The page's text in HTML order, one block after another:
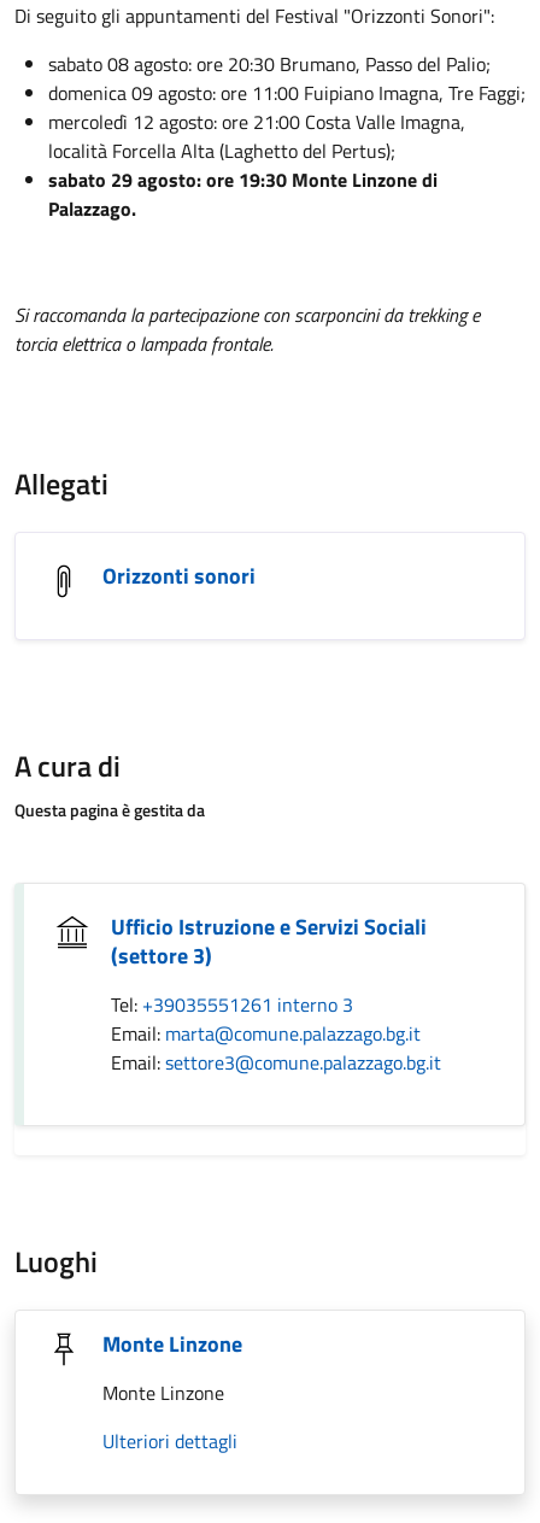
Di seguito gli appuntamenti del Festival "Orizzonti Sonori":
sabato 08 agosto: ore 20:30 Brumano, Passo del Palio;
domenica 09 agosto: ore 11:00 Fuipiano Imagna, Tre Faggi;
mercoledì 12 agosto: ore 21:00 Costa Valle Imagna,
località Forcella Alta (Laghetto del Pertus);
sabato 29 agosto: ore 19:30 Monte Linzone di
Palazzago.
Si raccomanda la partecipazione con scarponcini da trekking e
torcia elettrica o lampada frontale.
Allegati
Orizzonti sonori
A cura di
Questa pagina è gestita da
Ufficio Istruzione e Servizi Sociali
(settore 3)
Tel: +39035551261 interno 3
Email: marta@comune.palazzago.bg.it
Email:settore3@comune.palazzago.bg.it
Luoghi
Monte Linzone
Monte Linzone
Ulteriori dettagli